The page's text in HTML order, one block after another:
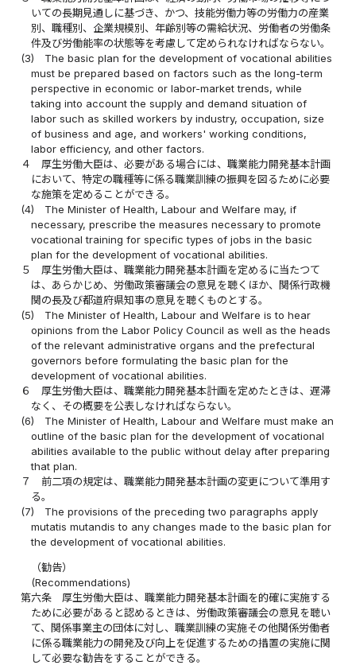
いての長期見通しに基づき、かつ、技能労働力等の労働力の産業
別、職種別、企業規模別、年齢別等の需給状況、労働者の労働条
件及び労働能率の状態等を考慮して定められなければならない。
(3)
The basic plan for the development of vocational abilities
must be prepared based on factors such as the long-term
perspective in economic or labor-market trends, while
taking into account the supply and demand situation of
labor such as skilled workers by industry, occupation, size
of business and age, and workers' working conditions,
labor efficiency, and other factors.
４
厚生労働大臣は、必要がある場合には、職業能力開発基本計画
において、特定の職種等に係る職業訓練の振興を図るために必要
な施策を定めることができる。
(4)
The Minister of Health, Labour and Welfare may, if
necessary, prescribe the measures necessary to promote
vocational training for specific types of jobs in the basic
plan for the development of vocational abilities.
５
厚生労働大臣は、職業能力開発基本計画を定めるに当たつて
は、あらかじめ、労働政策審議会の意見を聴くほか、関係行政機
関の長及び都道府県知事の意見を聴くものとする。
(5)
The Minister of Health, Labour and Welfare is to hear
opinions from the Labor Policy Council as well as the heads
of the relevant administrative organs and the prefectural
governors before formulating the basic plan for the
development of vocational abilities.
６
厚生労働大臣は、職業能力開発基本計画を定めたときは、遅滞
なく、その概要を公表しなければならない。
(6)
The Minister of Health, Labour and Welfare must make an
outline of the basic plan for the development of vocational
abilities available to the public without delay after preparing
that plan.
７
前二項の規定は、職業能力開発基本計画の変更について準用す
る。
(7)
The provisions of the preceding two paragraphs apply
mutatis mutandis to any changes made to the basic plan for
the development of vocational abilities.
（勧告）
(Recommendations)
第六条
厚生労働大臣は、職業能力開発基本計画を的確に実施する
ために必要があると認めるときは、労働政策審議会の意見を聴い
て、関係事業主の団体に対し、職業訓練の実施その他関係労働者
に係る職業能力の開発及び向上を促進するための措置の実施に関
して必要な勧告をすることができる。